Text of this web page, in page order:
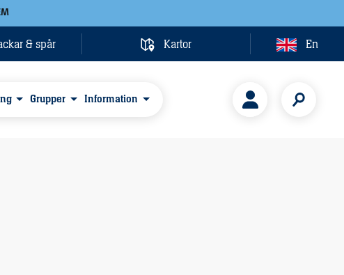
& spår Kartor En
Grupper Information